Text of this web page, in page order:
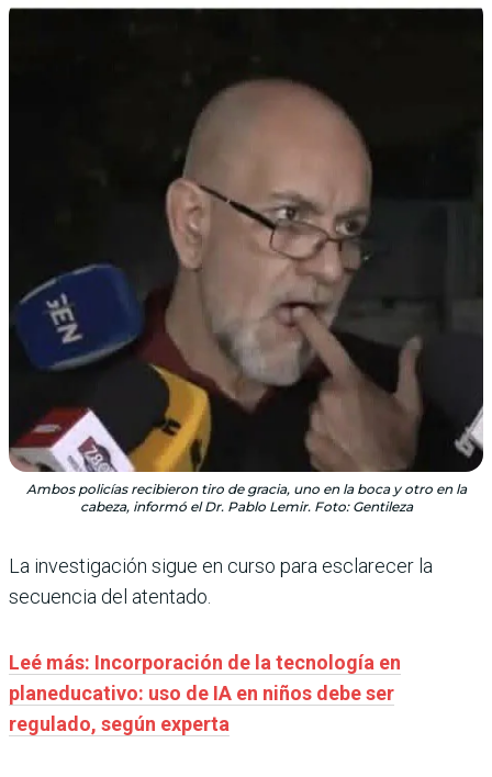
Ambos policías recibieron tiro de gracia, uno en la boca y otro en la
cabeza, informó el Dr. Pablo Lemir. Foto: Gentileza
La investigación sigue en curso para esclarecer la
secuencia del atentado.
Leé más: Incorporación de la tecnología en
planeducativo: uso de IA en niños debe ser
regulado, según experta